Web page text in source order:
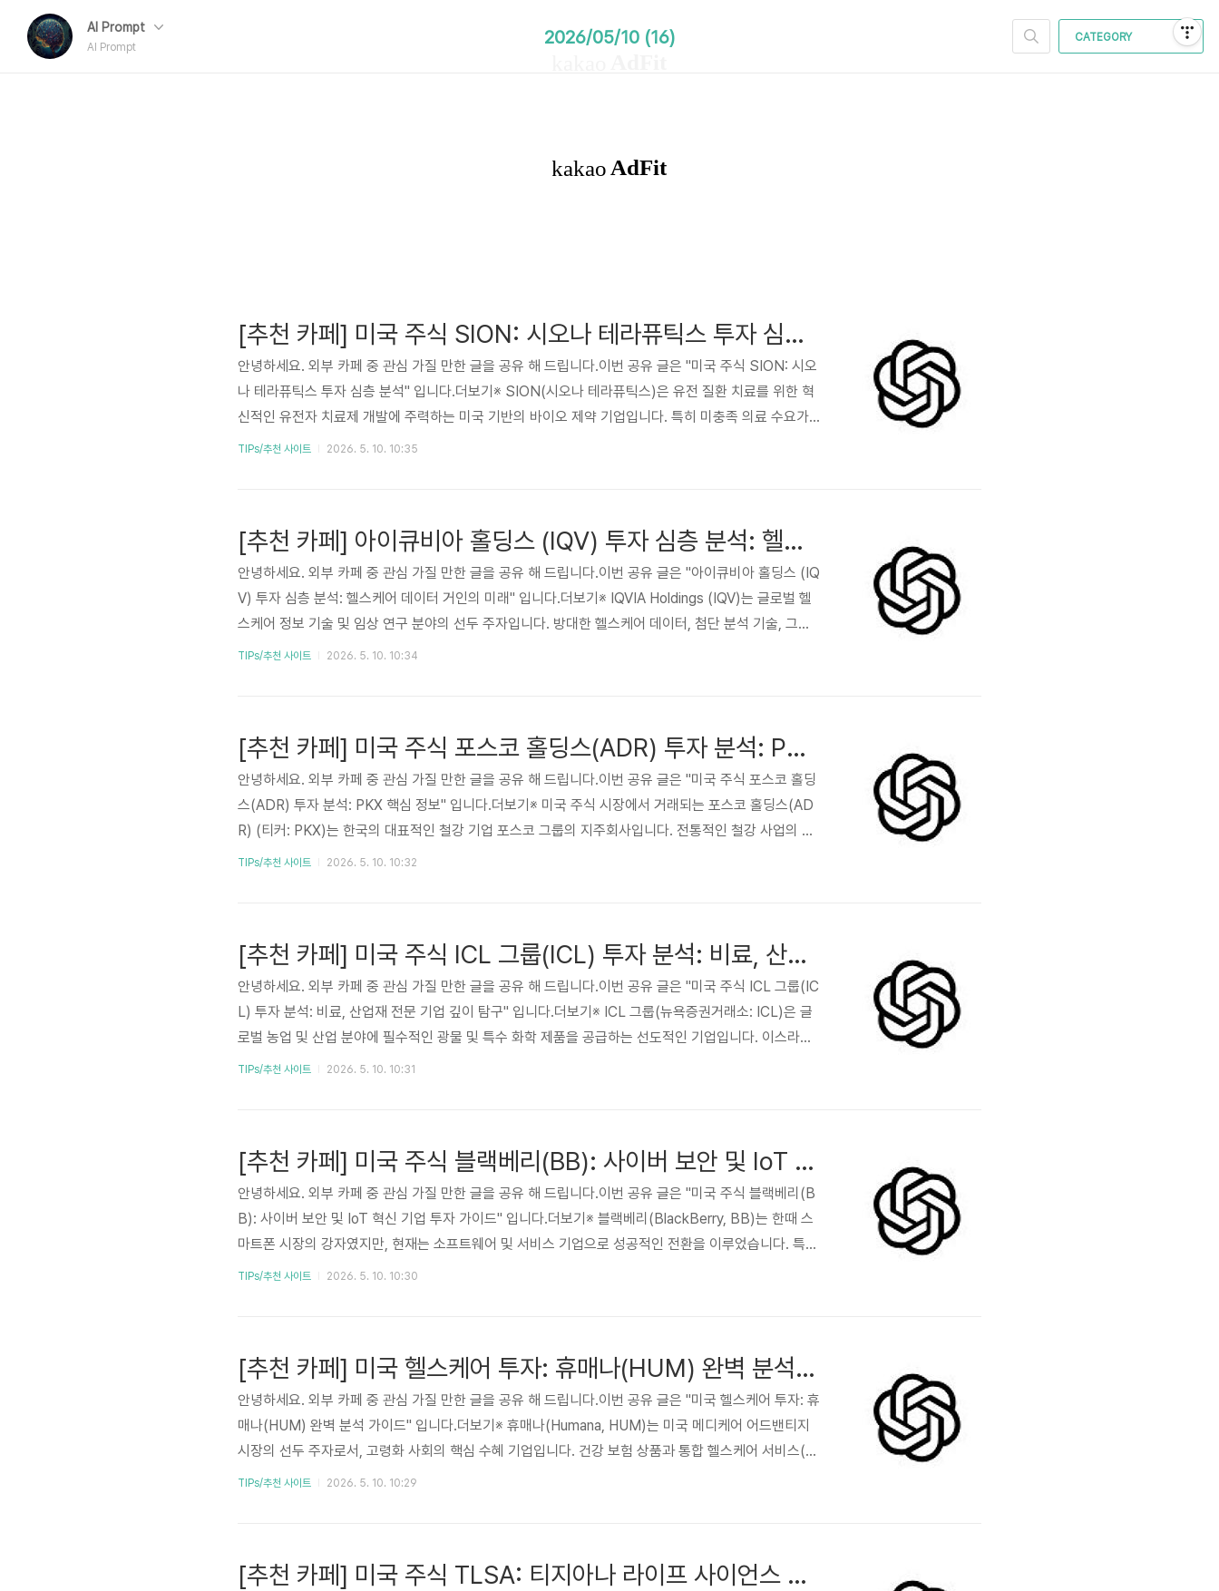
AI Prompt
AI Prompt
CATEGORY
2026/05/10 (16)
[추천 카페] 미국 주식 SION: 시오나 테라퓨틱스 투자 심층 분석
안녕하세요. 외부 카페 중 관심 가질 만한 글을 공유 해 드립니다.이번 공유 글은 "미국 주식 SION: 시오
나 테라퓨틱스 투자 심층 분석" 입니다.더보기※ SION(시오나 테라퓨틱스)은 유전 질환 치료를 위한 혁
신적인 유전자 치료제 개발에 주력하는 미국 기반의 바이오 제약 기업입니다. 특히 미충족 의료 수요가
높은 희귀 질환 분야에서 새로운 치료 옵션을 제공하며, 글로벌 유전자 치료 시장의 성장에 발맞춰 잠재
TIPs/추천 사이트 2026. 5. 10. 10:35
[추천 카페] 아이큐비아 홀딩스 (IQV) 투자 심층 분석: 헬스케어 데이터 거인의 미래
안녕하세요. 외부 카페 중 관심 가질 만한 글을 공유 해 드립니다.이번 공유 글은 "아이큐비아 홀딩스 (IQ
V) 투자 심층 분석: 헬스케어 데이터 거인의 미래" 입니다.더보기※ IQVIA Holdings (IQV)는 글로벌 헬
스케어 정보 기술 및 임상 연구 분야의 선두 주자입니다. 방대한 헬스케어 데이터, 첨단 분석 기술, 그리
고 임상 연구 전문성을 결합하여 제약 및 생명과학 기업들이 신약 개발 및 상업화를 가속화할 수 있도록
TIPs/추천 사이트 2026. 5. 10. 10:34
[추천 카페] 미국 주식 포스코 홀딩스(ADR) 투자 분석: PKX 핵심 정보
안녕하세요. 외부 카페 중 관심 가질 만한 글을 공유 해 드립니다.이번 공유 글은 "미국 주식 포스코 홀딩
스(ADR) 투자 분석: PKX 핵심 정보" 입니다.더보기※ 미국 주식 시장에서 거래되는 포스코 홀딩스(AD
R) (티커: PKX)는 한국의 대표적인 철강 기업 포스코 그룹의 지주회사입니다. 전통적인 철강 사업의 견
고한 기반 위에 이차전지 소재, 수소 등 미래 신사업으로의 성공적인 전환을 추진하며 글로벌 친환경 미
TIPs/추천 사이트 2026. 5. 10. 10:32
[추천 카페] 미국 주식 ICL 그룹(ICL) 투자 분석: 비료, 산업재 전문 기업 깊이 탐구
안녕하세요. 외부 카페 중 관심 가질 만한 글을 공유 해 드립니다.이번 공유 글은 "미국 주식 ICL 그룹(IC
L) 투자 분석: 비료, 산업재 전문 기업 깊이 탐구" 입니다.더보기※ ICL 그룹(뉴욕증권거래소: ICL)은 글
로벌 농업 및 산업 분야에 필수적인 광물 및 특수 화학 제품을 공급하는 선도적인 기업입니다. 이스라엘
에 본사를 둔 ICL은 사해의 풍부한 자원을 기반으로 칼륨, 인산염, 브롬 등 핵심 광물을 채굴하고, 이를
TIPs/추천 사이트 2026. 5. 10. 10:31
[추천 카페] 미국 주식 블랙베리(BB): 사이버 보안 및 IoT 혁신 기업 투자 가이드
안녕하세요. 외부 카페 중 관심 가질 만한 글을 공유 해 드립니다.이번 공유 글은 "미국 주식 블랙베리(B
B): 사이버 보안 및 IoT 혁신 기업 투자 가이드" 입니다.더보기※ 블랙베리(BlackBerry, BB)는 한때 스
마트폰 시장의 강자였지만, 현재는 소프트웨어 및 서비스 기업으로 성공적인 전환을 이루었습니다. 특히
사이버 보안 솔루션과 사물 인터넷(IoT) 분야에서 독보적인 기술력을 바탕으로 성장 잠재력을 키우고
TIPs/추천 사이트 2026. 5. 10. 10:30
[추천 카페] 미국 헬스케어 투자: 휴매나(HUM) 완벽 분석 가이드
안녕하세요. 외부 카페 중 관심 가질 만한 글을 공유 해 드립니다.이번 공유 글은 "미국 헬스케어 투자: 휴
매나(HUM) 완벽 분석 가이드" 입니다.더보기※ 휴매나(Humana, HUM)는 미국 메디케어 어드밴티지
시장의 선두 주자로서, 고령화 사회의 핵심 수혜 기업입니다. 건강 보험 상품과 통합 헬스케어 서비스(C
enterWell)를 통해 고객의 전반적인 건강 증진을 목표로 하며, 안정적인 매출 성장과 견고한 재무 상태
TIPs/추천 사이트 2026. 5. 10. 10:29
[추천 카페] 미국 주식 TLSA: 티지아나 라이프 사이언스 투자 심층 분석